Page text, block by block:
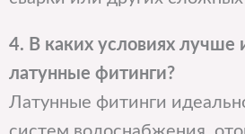
4. В каких условиях лучше
латунные фитинги?
Латунные фитинги